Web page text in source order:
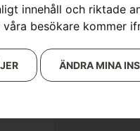
innehåll och riktade
besökare kommer
ÄNDRA MINA